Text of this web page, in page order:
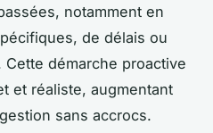
notamment en
de délais ou
Cette démarche proactive
et réaliste, augmentant
sans accrocs.